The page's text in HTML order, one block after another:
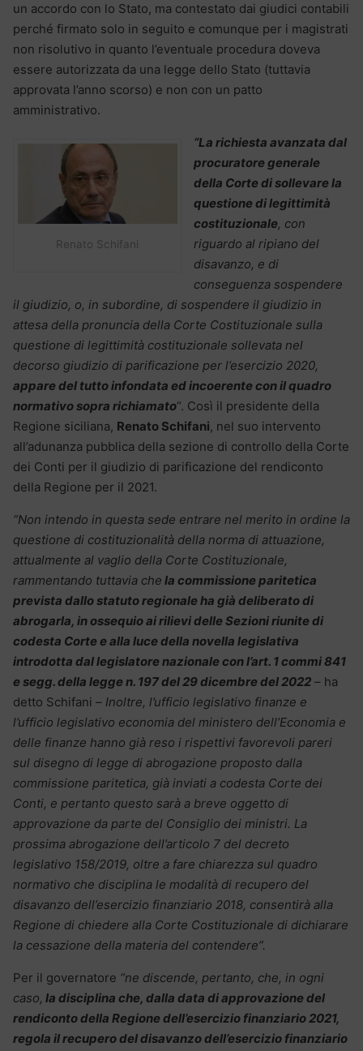
un accordo con lo Stato, ma contestato dai giudici contabili
perché firmato solo in seguito e comunque per i magistrati
non risolutivo in quanto l’eventuale procedura doveva
essere autorizzata da una legge dello Stato (tuttavia
approvata l’anno scorso) e non con un patto
amministrativo.
Renato Schifani
“La richiesta avanzata dal
procuratore generale
della Corte di sollevare la
questione di legittimità
costituzionale, con
riguardo al ripiano del
disavanzo, e di
conseguenza sospendere
il giudizio, o, in subordine, di sospendere il giudizio in
attesa della pronuncia della Corte Costituzionale sulla
questione di legittimità costituzionale sollevata nel
decorso giudizio di parificazione per l’esercizio 2020,
appare del tutto infondata ed incoerente con il quadro
normativo sopra richiamato“. Così il presidente della
Regione siciliana, Renato Schifani, nel suo intervento
all’adunanza pubblica della sezione di controllo della Corte
dei Conti per il giudizio di parificazione del rendiconto
della Regione per il 2021.
“Non intendo in questa sede entrare nel merito in ordine la
questione di costituzionalità della norma di attuazione,
attualmente al vaglio della Corte Costituzionale,
rammentando tuttavia che la commissione paritetica
prevista dallo statuto regionale ha già deliberato di
abrogarla, in ossequio ai rilievi delle Sezioni riunite di
codesta Corte e alla luce della novella legislativa
introdotta dal legislatore nazionale con l’art. 1 commi 841
e segg. della legge n. 197 del 29 dicembre del 2022 – ha
detto Schifani – Inoltre, l’ufficio legislativo finanze e
l’ufficio legislativo economia del ministero dell’Economia e
delle finanze hanno già reso i rispettivi favorevoli pareri
sul disegno di legge di abrogazione proposto dalla
commissione paritetica, già inviati a codesta Corte dei
Conti, e pertanto questo sarà a breve oggetto di
approvazione da parte del Consiglio dei ministri. La
prossima abrogazione dell’articolo 7 del decreto
legislativo 158/2019, oltre a fare chiarezza sul quadro
normativo che disciplina le modalità di recupero del
disavanzo dell’esercizio finanziario 2018, consentirà alla
Regione di chiedere alla Corte Costituzionale di dichiarare
la cessazione della materia del contendere”.
Per il governatore “ne discende, pertanto, che, in ogni
caso, la disciplina che, dalla data di approvazione del
rendiconto della Regione dell’esercizio finanziario 2021,
regola il recupero del disavanzo dell’esercizio finanziario